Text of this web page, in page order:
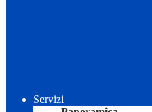
Servizi